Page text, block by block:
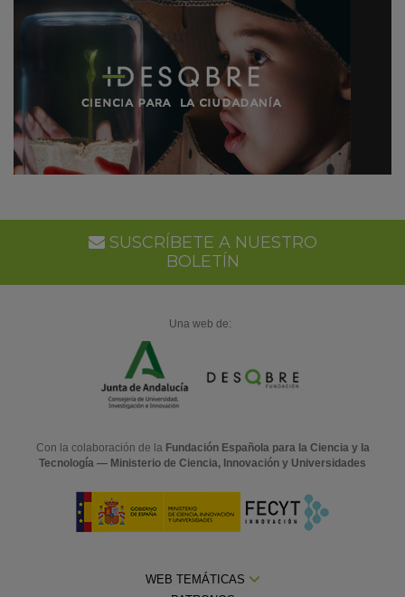
SUSCRÍBETE A NUESTRO
BOLETÍN
Una web de:
Con la colaboración de la Fundación Española para la Ciencia y la
Tecnología — Ministerio de Ciencia, Innovación y Universidades
WEB TEMÁTICAS